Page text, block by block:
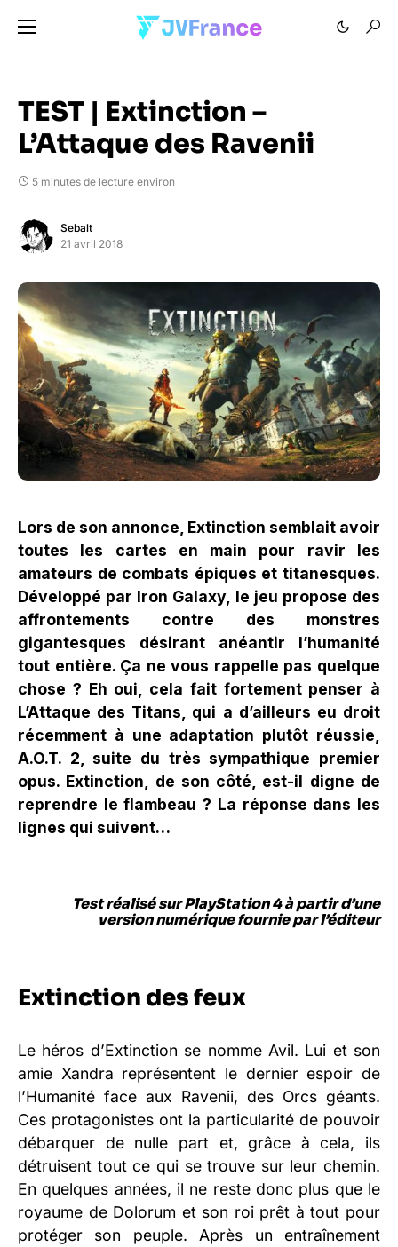
TEST | Extinction –
L’Attaque des Ravenii
5 minutes de lecture environ
Sebalt
21 avril 2018
Lors de son annonce, Extinction semblait avoir
toutes les cartes en main pour ravir les
amateurs de combats épiques et titanesques.
Développé par Iron Galaxy, le jeu propose des
affrontements contre des monstres
gigantesques désirant anéantir l’humanité
tout entière. Ça ne vous rappelle pas quelque
chose ? Eh oui, cela fait fortement penser à
L’Attaque des Titans, qui a d’ailleurs eu droit
récemment à une adaptation plutôt réussie,
A.O.T. 2, suite du très sympathique premier
opus. Extinction, de son côté, est-il digne de
reprendre le flambeau ? La réponse dans les
lignes qui suivent…
Test réalisé sur PlayStation 4 à partir d’une
version numérique fournie par l’éditeur
Extinction des feux
Le héros d’Extinction se nomme Avil. Lui et son
amie Xandra représentent le dernier espoir de
l’Humanité face aux Ravenii, des Orcs géants.
Ces protagonistes ont la particularité de pouvoir
débarquer de nulle part et, grâce à cela, ils
détruisent tout ce qui se trouve sur leur chemin.
En quelques années, il ne reste donc plus que le
royaume de Dolorum et son roi prêt à tout pour
protéger son peuple. Après un entraînement